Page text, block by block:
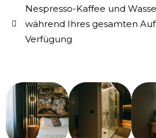
Nespresso-Kaffee und
während Ihres gesamten
Verfügung